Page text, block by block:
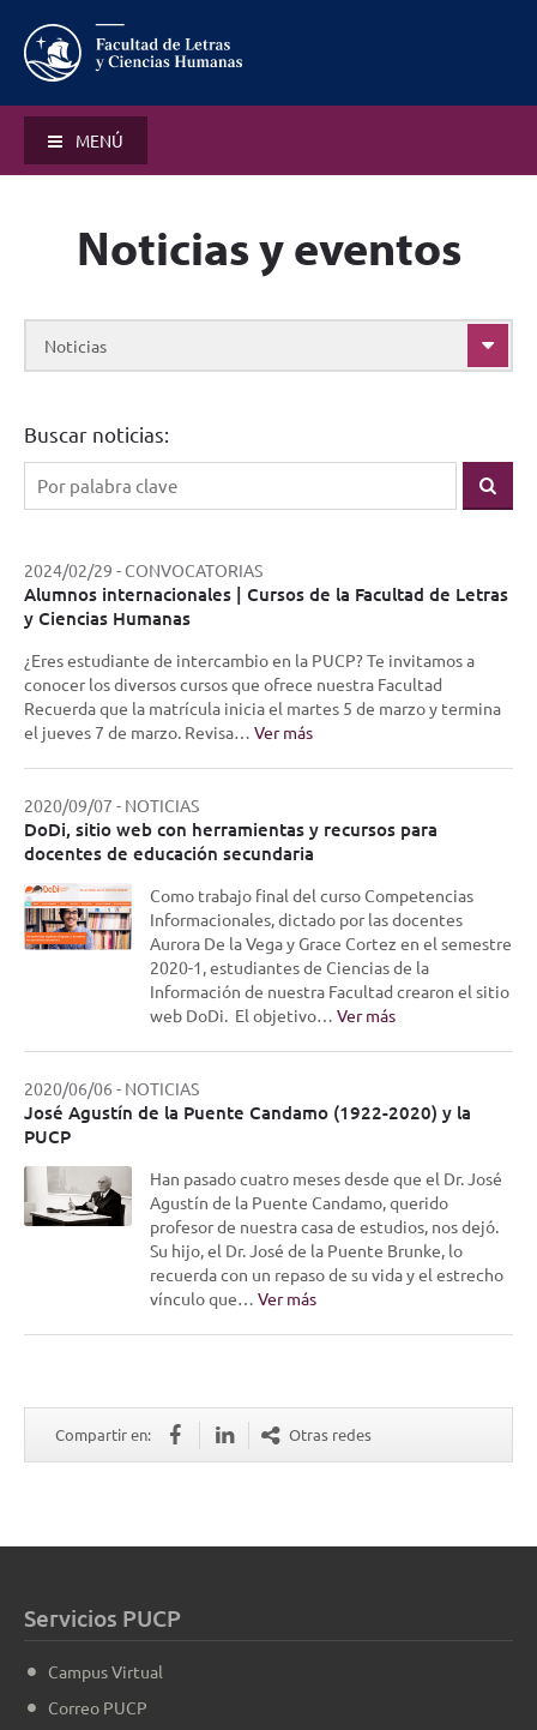
MENÚ
Noticias y eventos
Noticias
Buscar noticias:
2024/02/29 - CONVOCATORIAS
Alumnos internacionales | Cursos de la Facultad de Letras
y Ciencias Humanas
¿Eres estudiante de intercambio en la PUCP? Te invitamos a
conocer los diversos cursos que ofrece nuestra Facultad
Recuerda que la matrícula inicia el martes 5 de marzo y termina
el jueves 7 de marzo. Revisa… Ver más
2020/09/07 - NOTICIAS
DoDi, sitio web con herramientas y recursos para
docentes de educación secundaria
Como trabajo final del curso Competencias
Informacionales, dictado por las docentes
Aurora De la Vega y Grace Cortez en el semestre
2020-1, estudiantes de Ciencias de la
Información de nuestra Facultad crearon el sitio
web DoDi. El objetivo… Ver más
2020/06/06 - NOTICIAS
José Agustín de la Puente Candamo (1922-2020) y la
PUCP
Han pasado cuatro meses desde que el Dr. José
Agustín de la Puente Candamo, querido
profesor de nuestra casa de estudios, nos dejó.
Su hijo, el Dr. José de la Puente Brunke, lo
recuerda con un repaso de su vida y el estrecho
vínculo que… Ver más
Compartir en: Otras redes
Servicios PUCP
Campus Virtual
Correo PUCP